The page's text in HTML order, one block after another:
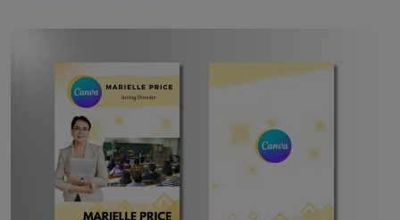
View Details